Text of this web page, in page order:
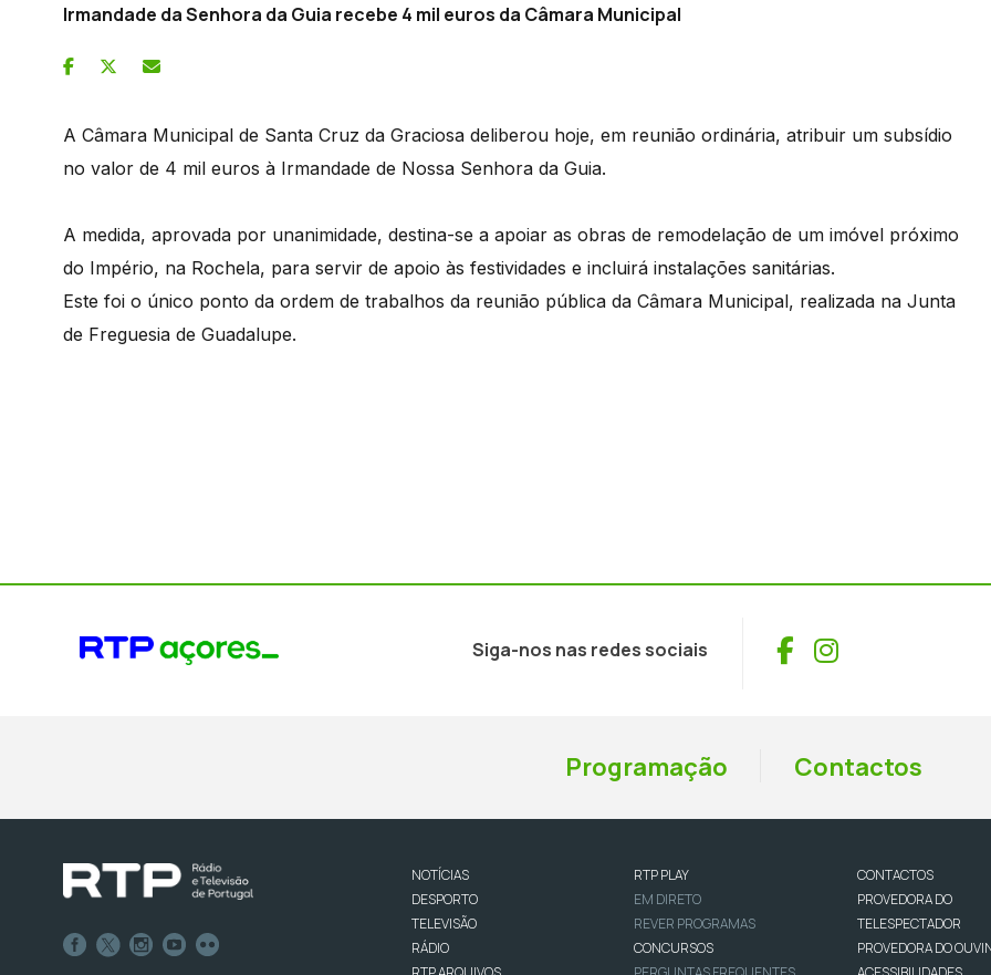
Irmandade da Senhora da Guia recebe 4 mil euros da Câmara Municipal
A Câmara Municipal de Santa Cruz da Graciosa deliberou hoje, em reunião ordinária, atribuir um subsídio
no valor de 4 mil euros à Irmandade de Nossa Senhora da Guia.
A medida, aprovada por unanimidade, destina-se a apoiar as obras de remodelação de um imóvel próximo
do Império, na Rochela, para servir de apoio às festividades e incluirá instalações sanitárias.
Este foi o único ponto da ordem de trabalhos da reunião pública da Câmara Municipal, realizada na Junta
de Freguesia de Guadalupe.
Siga-nos nas redes sociais Facebook
Instagram
Programação Contactos
NOTÍCIAS
DESPORTO
TELEVISÃO
RÁDIO
RTP PLAY
EM DIRETO
REVER PROGRAMAS
CONCURSOS
CONTACTOS
PROVEDORA DO
TELESPECTADOR
PROVEDORA DO